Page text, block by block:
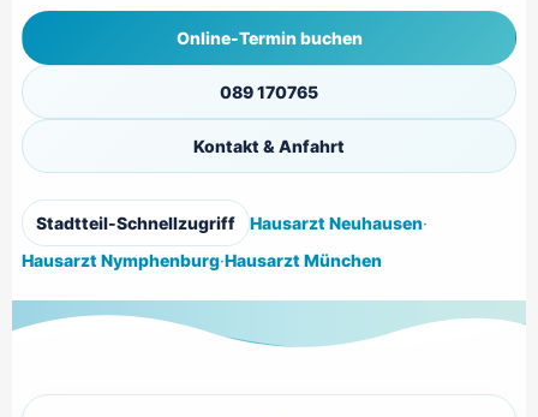
Online-Termin buchen
089 170765
Kontakt & Anfahrt
Stadtteil-Schnellzugriff Hausarzt Neuhausen·
Hausarzt Nymphenburg·Hausarzt München